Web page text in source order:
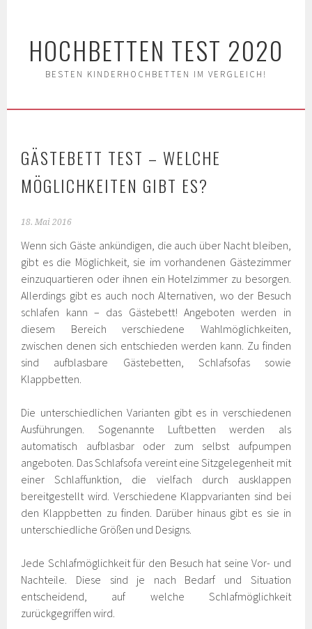
InhaltHOCHBETTEN TEST 2020
BESTEN KINDERHOCHBETTEN IM VERGLEICH!
GÄSTEBETT TEST – WELCHE
MÖGLICHKEITEN GIBT ES?
18. Mai 2016
Wenn sich Gäste ankündigen, die auch über Nacht bleiben,
gibt es die Möglichkeit, sie im vorhandenen Gästezimmer
einzuquartieren oder ihnen ein Hotelzimmer zu besorgen.
Allerdings gibt es auch noch Alternativen, wo der Besuch
schlafen kann – das Gästebett! Angeboten werden in
diesem Bereich verschiedene Wahlmöglichkeiten,
zwischen denen sich entschieden werden kann. Zu finden
sind aufblasbare Gästebetten, Schlafsofas sowie
Klappbetten.
Die unterschiedlichen Varianten gibt es in verschiedenen
Ausführungen. Sogenannte Luftbetten werden als
automatisch aufblasbar oder zum selbst aufpumpen
angeboten. Das Schlafsofa vereint eine Sitzgelegenheit mit
einer Schlaffunktion, die vielfach durch ausklappen
bereitgestellt wird. Verschiedene Klappvarianten sind bei
den Klappbetten zu finden. Darüber hinaus gibt es sie in
unterschiedliche Größen und Designs.
Jede Schlafmöglichkeit für den Besuch hat seine Vor- und
Nachteile. Diese sind je nach Bedarf und Situation
entscheidend, auf welche Schlafmöglichkeit
zurückgegriffen wird.